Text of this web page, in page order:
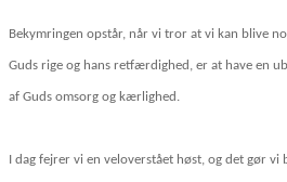
Bekymringen opstår, når vi tror at vi kan blive
Guds rige og hans retfærdighed, er at have en
af Guds omsorg og kærlighed.
I dag fejrer vi en veloverstået høst, og det gør vi